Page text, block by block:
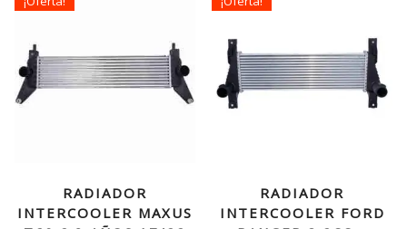
RADIADOR
INTERCOOLER MAXUS
RADIADOR
INTERCOOLER FORD